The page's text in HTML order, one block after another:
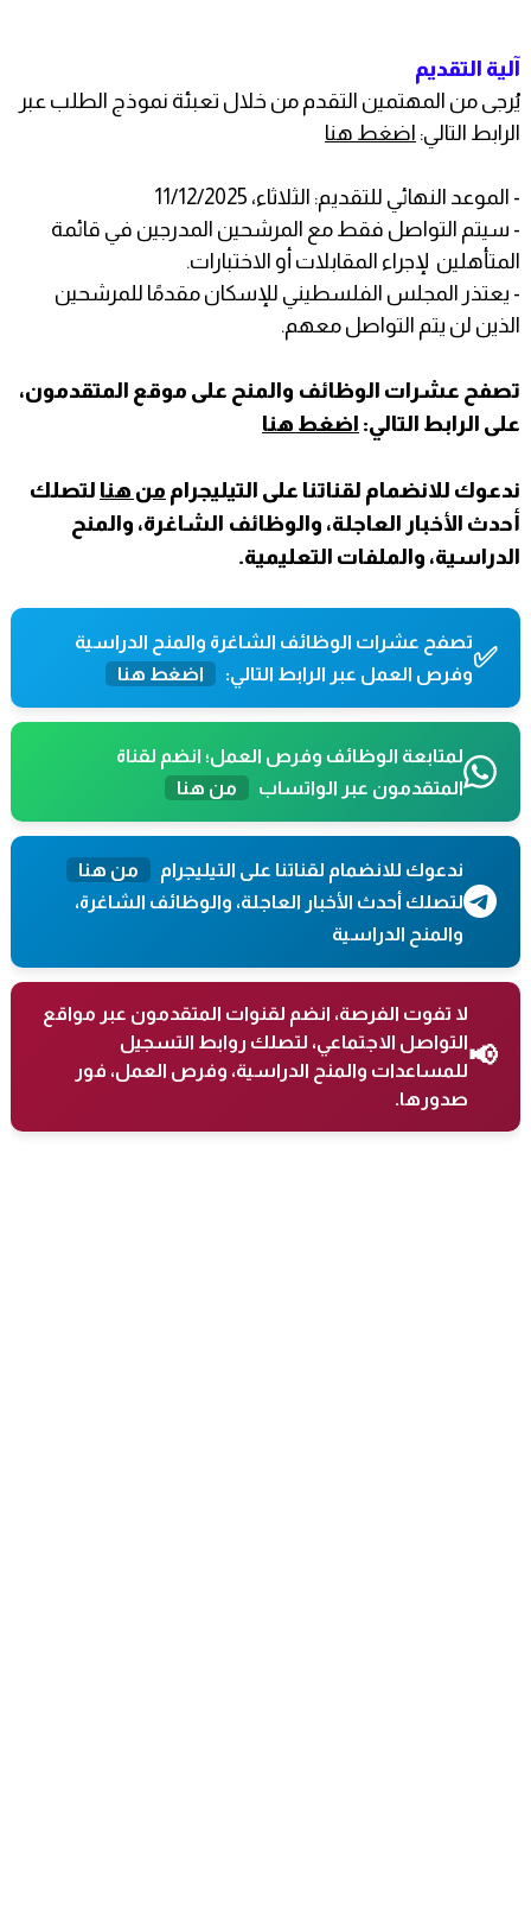
آلية التقديم
يُرجى من المهتمين التقدم من خلال تعبئة نموذج الطلب عبر
الرابط التالي: اضغط هنا
- الموعد النهائي للتقديم: الثلاثاء، 11/12/2025
- سيتم التواصل فقط مع المرشحين المدرجين في قائمة
المتأهلين لإجراء المقابلات أو الاختبارات.
- يعتذر المجلس الفلسطيني للإسكان مقدمًا للمرشحين
الذين لن يتم التواصل معهم.
تصفح عشرات الوظائف والمنح على موقع المتقدمون،
على الرابط التالي: اضغط هنا
ندعوك للانضمام لقناتنا على التيليجرام من هنا لتصلك
أحدث الأخبار العاجلة، والوظائف الشاغرة، والمنح
الدراسية، والملفات التعليمية.
✅تصفح عشرات الوظائف الشاغرة والمنح الدراسية
وفرص العمل عبر الرابط التالي:
اضغط هنا
لمتابعة الوظائف وفرص العمل؛ انضم لقناة
المتقدمون عبر الواتساب
من هنا
ندعوك للانضمام لقناتنا على التيليجرام
من هنا
لتصلك أحدث الأخبار العاجلة، والوظائف الشاغرة،
والمنح الدراسية
📢
لا تفوت الفرصة، انضم لقنوات المتقدمون عبر مواقع
التواصل الاجتماعي، لتصلك روابط التسجيل
للمساعدات والمنح الدراسية، وفرص العمل، فور
صدورها.